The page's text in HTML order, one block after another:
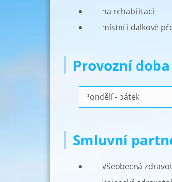
na rehabilitaci
místní i dálkové
Provozní doba
Pondělí - pátek
Smluvní
Všeobecná